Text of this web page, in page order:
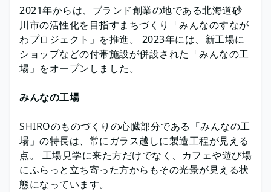
2021年からは、ブランド創業の地である北海道砂
川市の活性化を目指すまちづくり「みんなのすなが
わプロジェクト」を推進。 2023年には、新工場に
ショップなどの付帯施設が併設された「みんなの工
場」をオープンしました。
みんなの工場
SHIROのものづくりの心臓部分である「みんなの工
場」の特長は、常にガラス越しに製造工程が見える
点。 工場見学に来た方だけでなく、カフェや遊び場
にふらっと立ち寄った方からもその光景が見える状
態になっています。​